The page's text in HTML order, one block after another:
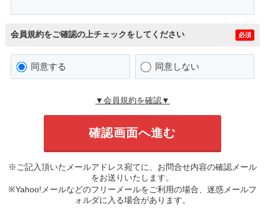
会員規約をご確認の上チェックをしてください 必須
同意する 同意しない
▼会員規約を確認▼
※ご記入頂いたメールアドレス宛てに、お問合せ内容の確認メール
をお送りいたします。
※Yahoo!メールなどのフリーメールをご利用の場合、迷惑メールフ
ォルダに入る場合があります。